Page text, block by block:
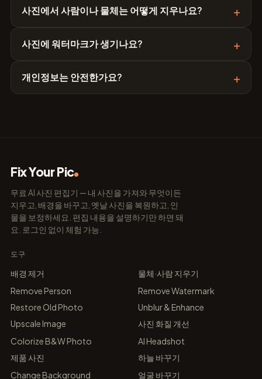
사진에서 사람이나 물체는 어떻게 지우나요? +
사진에 워터마크가 생기나요? +
개인정보는 안전한가요? +
Fix Your Pic
무료 AI 사진 편집기 — 내 사진을 가져와 무엇이든
지우고, 배경을 바꾸고, 옛날 사진을 복원하고, 인
물을 보정하세요. 편집 내용을 설명하기만 하면 돼
요. 로그인 없이 체험 가능.
도구
배경 제거
물체·사람 지우기
Remove Person
Remove Watermark
Restore Old Photo
Unblur & Enhance
Upscale Image
사진 화질 개선
Colorize B&W Photo
AI Headshot
제품 사진
하늘 바꾸기
Change Background
얼굴 바꾸기